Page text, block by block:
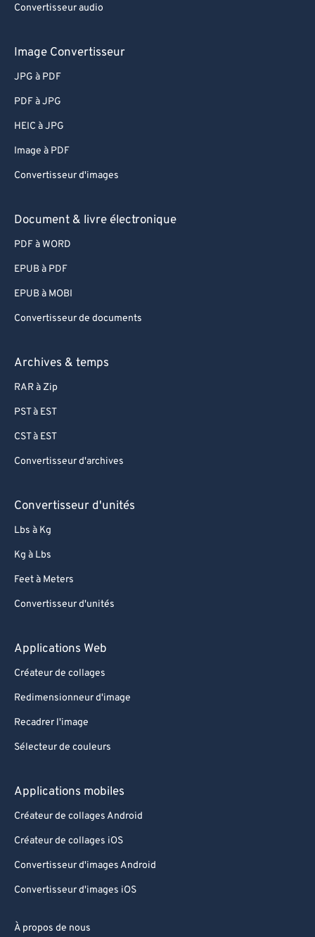
Convertisseur audio
Image Convertisseur
JPG à PDF
PDF à JPG
HEIC à JPG
Image à PDF
Convertisseur d'images
Document & livre électronique
PDF à WORD
EPUB à PDF
EPUB à MOBI
Convertisseur de documents
Archives & temps
RAR à Zip
PST à EST
CST à EST
Convertisseur d'archives
Convertisseur d'unités
Lbs à Kg
Kg à Lbs
Feet à Meters
Convertisseur d'unités
Applications Web
Créateur de collages
Redimensionneur d'image
Recadrer l'image
Sélecteur de couleurs
Applications mobiles
Créateur de collages Android
Créateur de collages iOS
Convertisseur d'images Android
Convertisseur d'images iOS
À propos de nous